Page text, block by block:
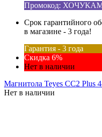
Промокод:
Срок гарантийного
в магазине - 3 года!
Гарантия - 3 года
Скидка 6%
Нет в наличии
Магнитола Teyes CC2 Plus
Нет в наличии